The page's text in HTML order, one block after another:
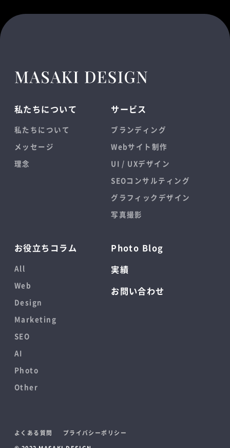
私たちについて
私たちについて
メッセージ
理念
サービス
ブランディング
Webサイト制作
UI / UXデザイン
SEOコンサルティング
グラフィックデザイン
写真撮影
お役立ちコラム
All
Web
Design
Marketing
SEO
AI
Photo
Other
Photo Blog
実績
お問い合わせ
よくある質問
プライバシーポリシー